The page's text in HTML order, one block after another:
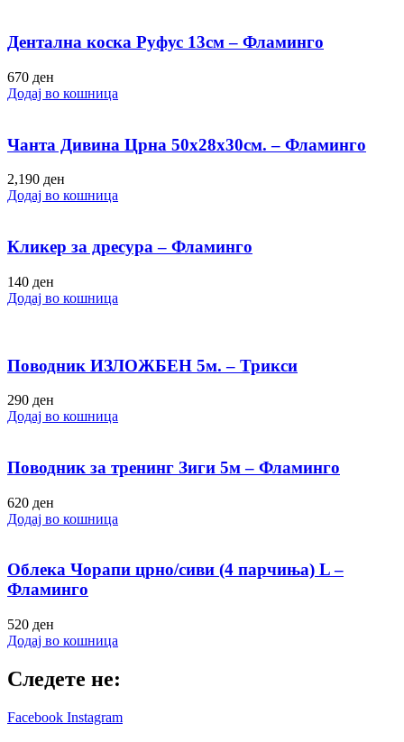
Дентална коска Руфус 13см – Фламинго
670 ден
Додај во кошница
Чанта Дивина Црна 50х28х30см. – Фламинго
2,190 ден
Додај во кошница
Кликер за дресура – Фламинго
140 ден
Додај во кошница
Поводник ИЗЛОЖБЕН 5м. – Трикси
290 ден
Додај во кошница
Поводник за тренинг Зиги 5м – Фламинго
620 ден
Додај во кошница
Облека Чорапи црно/сиви (4 парчиња) L –
Фламинго
520 ден
Додај во кошница
Следете не:
Facebook Instagram